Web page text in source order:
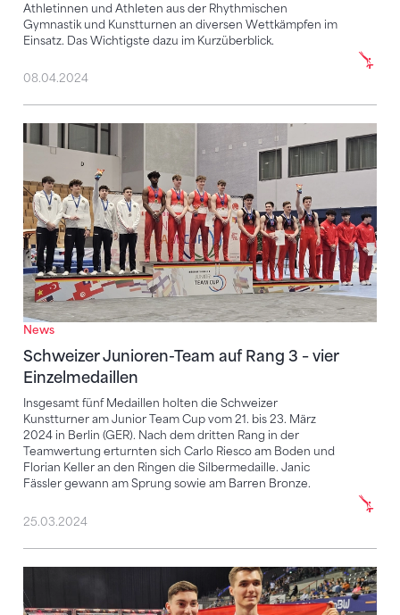
Athletinnen und Athleten aus der Rhythmischen
Gymnastik und Kunstturnen an diversen Wettkämpfen im
Einsatz. Das Wichtigste dazu im Kurzüberblick.
08.04.2024
News
Schweizer Junioren-Team auf Rang 3 – vier
Einzelmedaillen
Insgesamt fünf Medaillen holten die Schweizer
Kunstturner am Junior Team Cup vom 21. bis 23. März
2024 in Berlin (GER). Nach dem dritten Rang in der
Teamwertung erturnten sich Carlo Riesco am Boden und
Florian Keller an den Ringen die Silbermedaille. Janic
Fässler gewann am Sprung sowie am Barren Bronze.
Schweizer Junioren-Team auf Rang 3 – vier
25.03.2024
Drei Schweizer Siege am DTB-Pokal